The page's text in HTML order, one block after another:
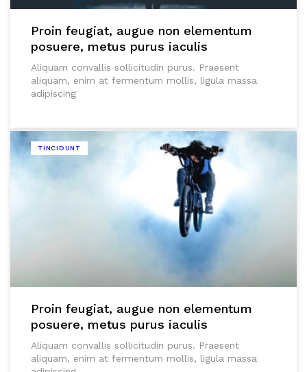
Proin feugiat, augue non elementum
posuere, metus purus iaculis
Aliquam convallis sollicitudin purus. Praesent
aliquam, enim at fermentum mollis, ligula massa
adipiscing
TINCIDUNT
Proin feugiat, augue non elementum
posuere, metus purus iaculis
Aliquam convallis sollicitudin purus. Praesent
aliquam, enim at fermentum mollis, ligula massa